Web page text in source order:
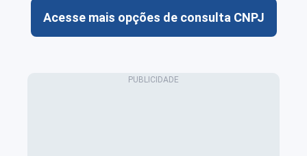
Acesse mais opções de consulta CNPJ